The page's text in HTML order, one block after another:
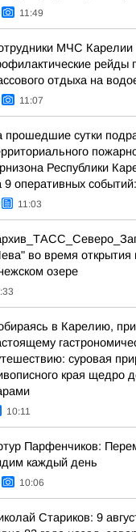
11:49
МЧС Карелии
рейды
отдыха на
11:07
прошедшие сутки
Республики
9 оперативных событий:
11:03
во время открытия
озере
в Карелию,
суровая
края щедро
10:11
Парфенчиков:
каждый день
10:06
Стариков: 9